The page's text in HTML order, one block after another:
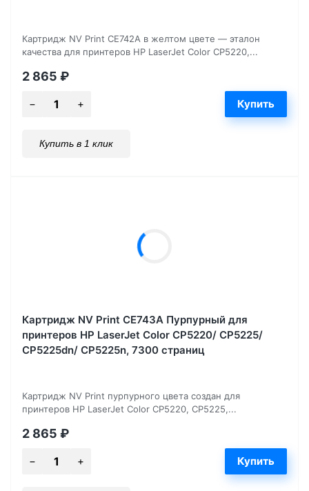
Картридж NV Print CE742A в желтом цвете — эталон
качества для принтеров HP LaserJet Color CP5220,...
2 865 ₽
Купить в 1 клик
Картридж NV Print CE743A Пурпурный для
принтеров HP LaserJet Color CP5220/ CP5225/
CP5225dn/ CP5225n, 7300 страниц
Картридж NV Print пурпурного цвета создан для
принтеров HP LaserJet Color CP5220, CP5225,...
2 865 ₽